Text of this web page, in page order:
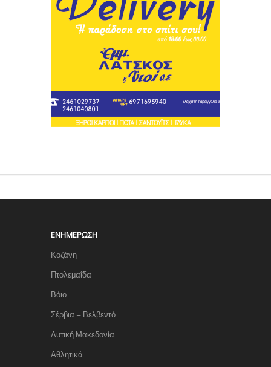
ΕΝΗΜΈΡΩΣΗ
Κοζάνη
Πτολεμαΐδα
Βόιο
Σέρβια – Βελβεντό
Δυτική Μακεδονία
Αθλητικά